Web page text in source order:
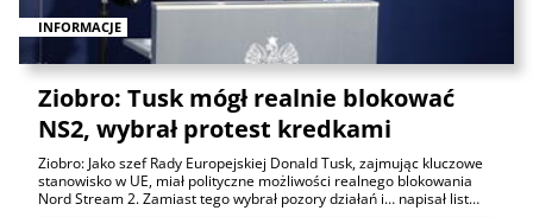
INFORMACJE
Ziobro: Tusk mógł realnie blokować
NS2, wybrał protest kredkami
Ziobro: Jako szef Rady Europejskiej Donald Tusk, zajmując kluczowe
stanowisko w UE, miał polityczne możliwości realnego blokowania
Nord Stream 2. Zamiast tego wybrał pozory działań i… napisał list…